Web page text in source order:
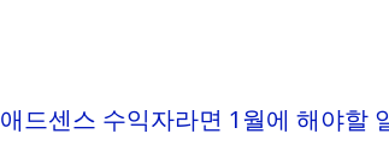
애드센스 수익자라면 1월에 해야할